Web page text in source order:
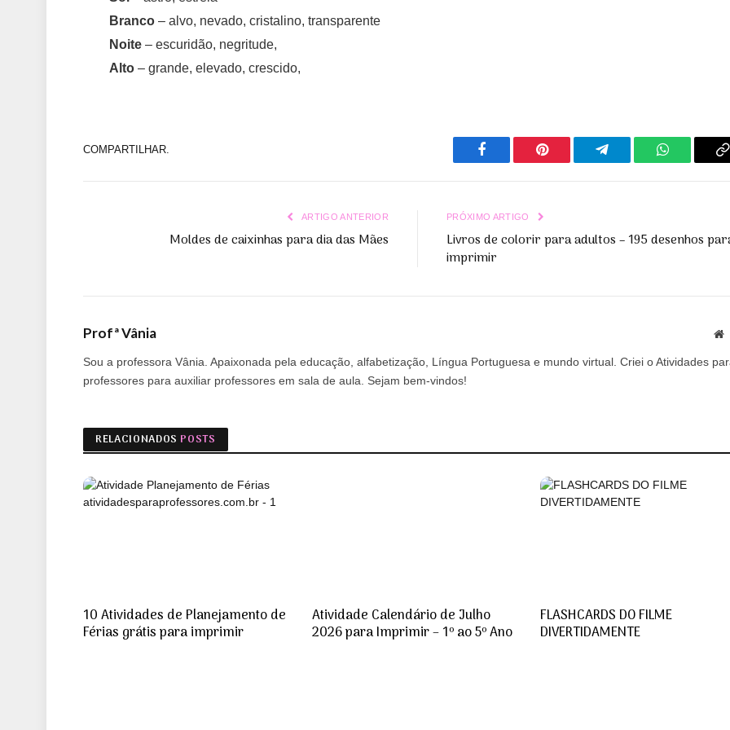
Branco – alvo, nevado, cristalino, transparente
Noite – escuridão, negritude,
Alto – grande, elevado, crescido,
COMPARTILHAR.
Facebook Pinterest TelegramaWhatsApp
ARTIGO ANTERIOR
Moldes de caixinhas para dia das Mães
PRÓXIMO ARTIGO
Livros de colorir para adultos – 195 desenhos
imprimir
Profª Vânia
Sou a professora Vânia. Apaixonada pela educação, alfabetização, Língua Portuguesa e mundo virtual. Criei o Atividades
professores para auxiliar professores em sala de aula. Sejam bem-vindos!
RELACIONADOS POSTS
10 Atividades de Planejamento de
Férias grátis para imprimir
Atividade Calendário de Julho
2026 para Imprimir – 1º ao 5º Ano
FLASHCARDS DO FILME
DIVERTIDAMENTE